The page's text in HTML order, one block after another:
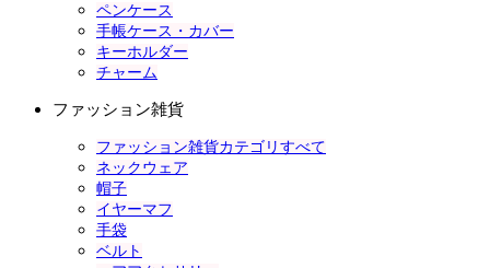
ペンケース
手帳ケース・カバー
キーホルダー
チャーム
ファッション雑貨
ファッション雑貨カテゴリすべて
ネックウェア
帽子
イヤーマフ
手袋
ベルト